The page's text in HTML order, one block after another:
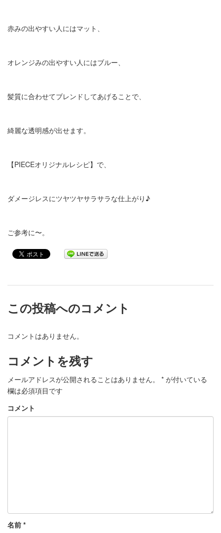
赤みの出やすい人にはマット、
オレンジみの出やすい人にはブルー、
髪質に合わせてブレンドしてあげることで、
綺麗な透明感が出せます。
【PIECEオリジナルレシピ】で、
ダメージレスにツヤツヤサラサラな仕上がり♪
ご参考に〜。
この投稿へのコメント
コメントはありません。
コメントを残す
メールアドレスが公開されることはありません。 * が付いている
欄は必須項目です
コメント
名前 *